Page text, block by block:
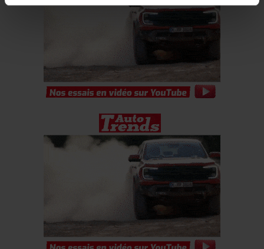
relatives aux médias sociaux et d’analyser notre trafic.
Nous partageons également des informations sur
l’utilisation de notre site avec nos partenaires de
médias sociaux, de publicité et d’analyse, qui peuvent
combiner celles-ci avec d’autres informations que vous
leur avez fournies ou qu’ils ont collectées lors de votre
utilisation de leurs services.